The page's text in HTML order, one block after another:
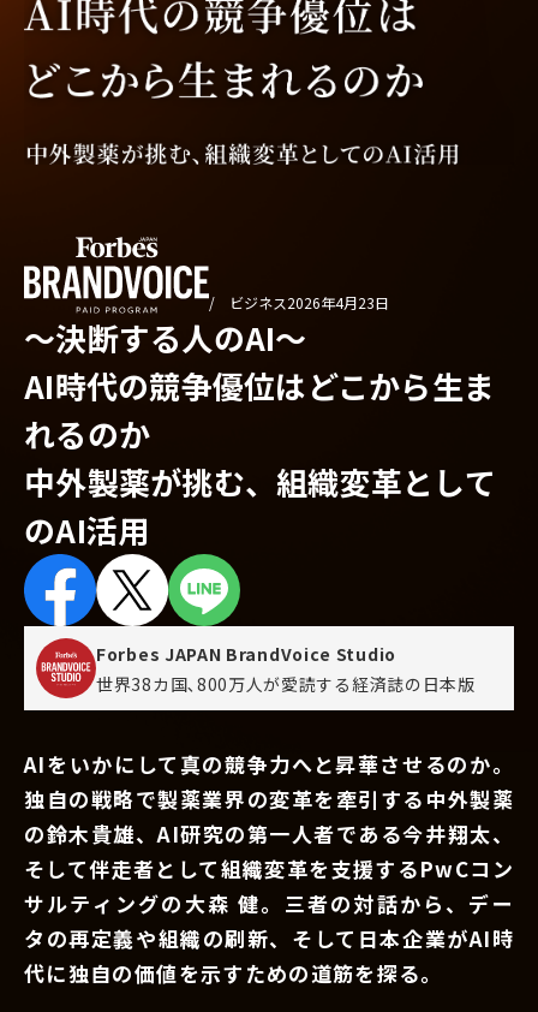
/ ビジネス2026年4月23日
〜決断する人のAI〜
AI時代の競争優位はどこから生ま
れるのか
中外製薬が挑む、組織変革として
のAI活用
Forbes JAPAN BrandVoice Studio
世界38カ国､800万人が愛読する 経済誌の日本版
AIをいかにして真の競争力へと昇華させるのか。
独自の戦略で製薬業界の変革を牽引する中外製薬
の鈴木貴雄、AI研究の第一人者である今井翔太、
そして伴走者として組織変革を支援するPwCコン
サルティングの大森 健。三者の対話から、デー
タの再定義や組織の刷新、そして日本企業がAI時
代に独自の価値を示すための道筋を探る。